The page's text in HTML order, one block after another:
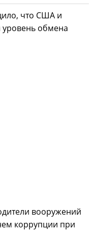
что США и
обмена
вооружений
коррупции при